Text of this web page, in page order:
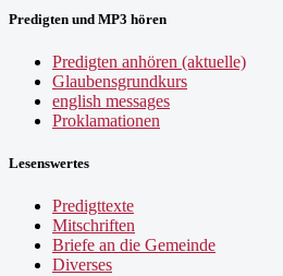
Predigten und MP3 hören
Predigten anhören (aktuelle)
Glaubensgrundkurs
english messages
Proklamationen
Lesenswertes
Predigttexte
Mitschriften
Briefe an die Gemeinde
Diverses